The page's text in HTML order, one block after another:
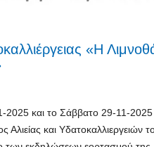
«Η
και το Σάββατο 29-11-2025
Αλιείας και Υδατοκαλλιεργειών